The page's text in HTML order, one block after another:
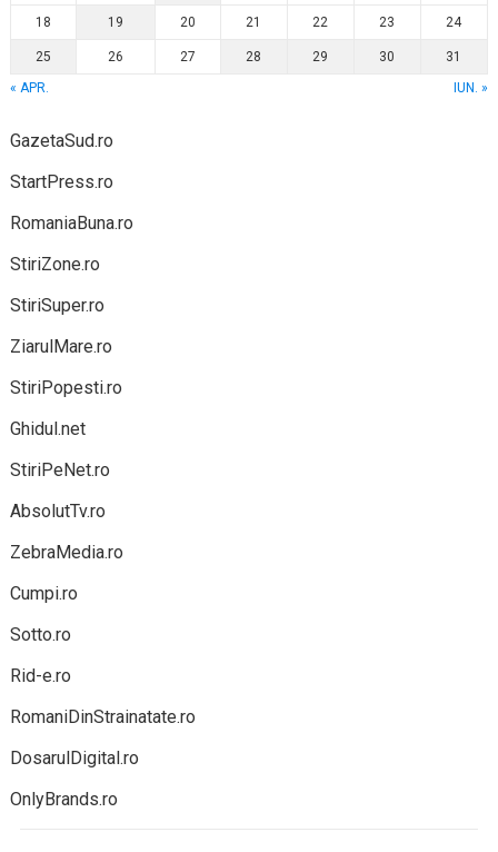
18 19 20 21 22 23 24
25 26 27 28 29 30
31
« APR.
IUN. »
GazetaSud.ro
StartPress.ro
RomaniaBuna.ro
StiriZone.ro
StiriSuper.ro
ZiarulMare.ro
StiriPopesti.ro
Ghidul.net
StiriPeNet.ro
AbsolutTv.ro
ZebraMedia.ro
Cumpi.ro
Sotto.ro
Rid-e.ro
RomaniDinStrainatate.ro
DosarulDigital.ro
OnlyBrands.ro